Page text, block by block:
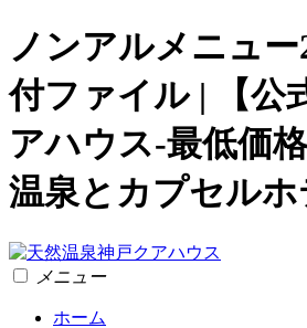
ノンアルメニュー
付ファイル | 【公
アハウス-最低価
温泉とカプセル
メニュー
ホーム